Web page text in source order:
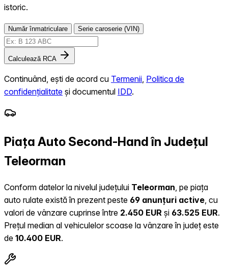
istoric.
Număr înmatriculare Serie caroserie (VIN)
Calculează RCA
Continuând, ești de acord cu Termenii Politica de
confidențialitate și documentul IDD.
Piața Auto Second-Hand în Județul
Teleorman
Conform datelor la nivelul județului Teleorman , pe piața
auto rulate există în prezent peste 69 anunțuri active , cu
valori de vânzare cuprinse între 2.450 EUR și 63.525 EUR.
Prețul median al vehiculelor scoase la vânzare în județ este
de 10.400 EUR.